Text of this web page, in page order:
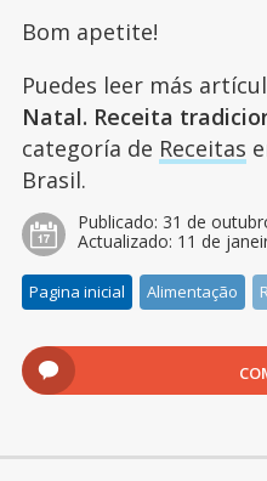
Bom apetite!
Puedes leer más
Natal. Receita
categoría de Receitas
Brasil.
Publicado: 31 de
Actualizado: 11 de
Pagina inicial Alimentação